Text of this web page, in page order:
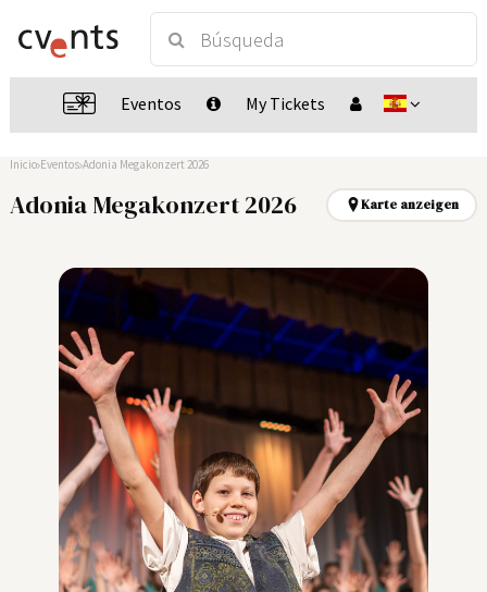
Eventos My Tickets
Inicio Eventos Adonia Megakonzert 2026
Adonia Megakonzert 2026 Karte anzeigen